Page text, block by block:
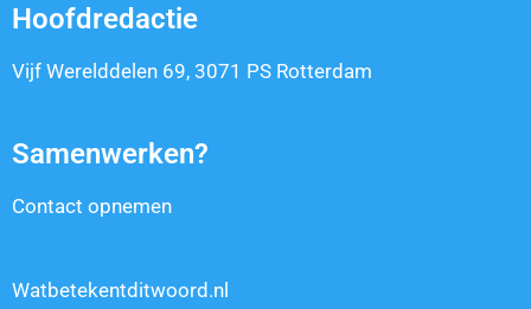
Hoofdredactie
Vijf Werelddelen 69, 3071 PS Rotterdam
Samenwerken?
Contact opnemen
Watbetekentditwoord.nl